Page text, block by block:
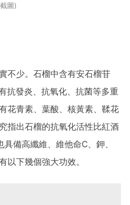
圖
不少。石榴中含有安石榴苷
抗發炎、抗氧化、抗菌等多重
花青素、葉酸、核黃素、鞣花
指出石榴的抗氧化活性比紅酒
備高纖維、維他命C、鉀、
以下幾個強大功效。